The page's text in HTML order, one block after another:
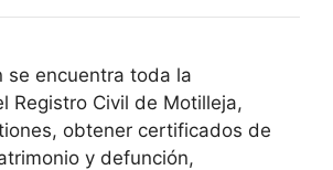
se encuentra toda la
Registro Civil de Motilleja,
obtener certificados de
y defunción,